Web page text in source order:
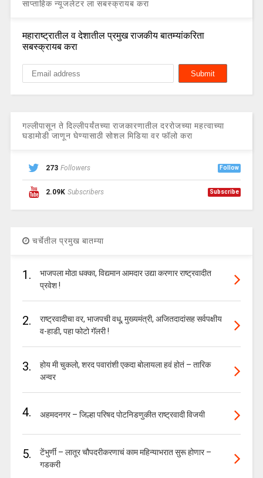
साप्ताहिक न्यूजलेटर ला सबस्क्रायब करा
महाराष्ट्रातील व देशातील प्रमुख राजकीय बातम्यांकरिता
सबस्क्रायब करा
गल्लीपासून ते दिल्लीपर्यंतच्या राजकारणातील दररोजच्या महत्वाच्या
घडामोडी जाणून घेण्यासाठी सोशल मिडिया वर फॉलो करा
273 Followers Follow
2.09K Subscribers Subscribe
चर्चेतील प्रमुख बातम्या
1.
भाजपला मोठा धक्का, विद्यमान आमदार उद्या करणार राष्ट्रवादीत
प्रवेश !
2.
राष्ट्रवादीचा वर, भाजपची वधू, मुख्यमंत्री, अजितदादांसह सर्वपक्षीय
व-हाडी, पहा फोटो गॅलरी !
3.
होय मी चुकलो, शरद पवारांशी एकदा बोलायला हवं होतं – तारिक
अन्वर
4. अहमदनगर – जिल्हा परिषद पोटनिडणुकीत राष्ट्रवादी विजयी
5.
टेंभुर्णी – लातूर चौपदरीकरणाचं काम महिन्याभरात सुरू होणार –
गडकरी